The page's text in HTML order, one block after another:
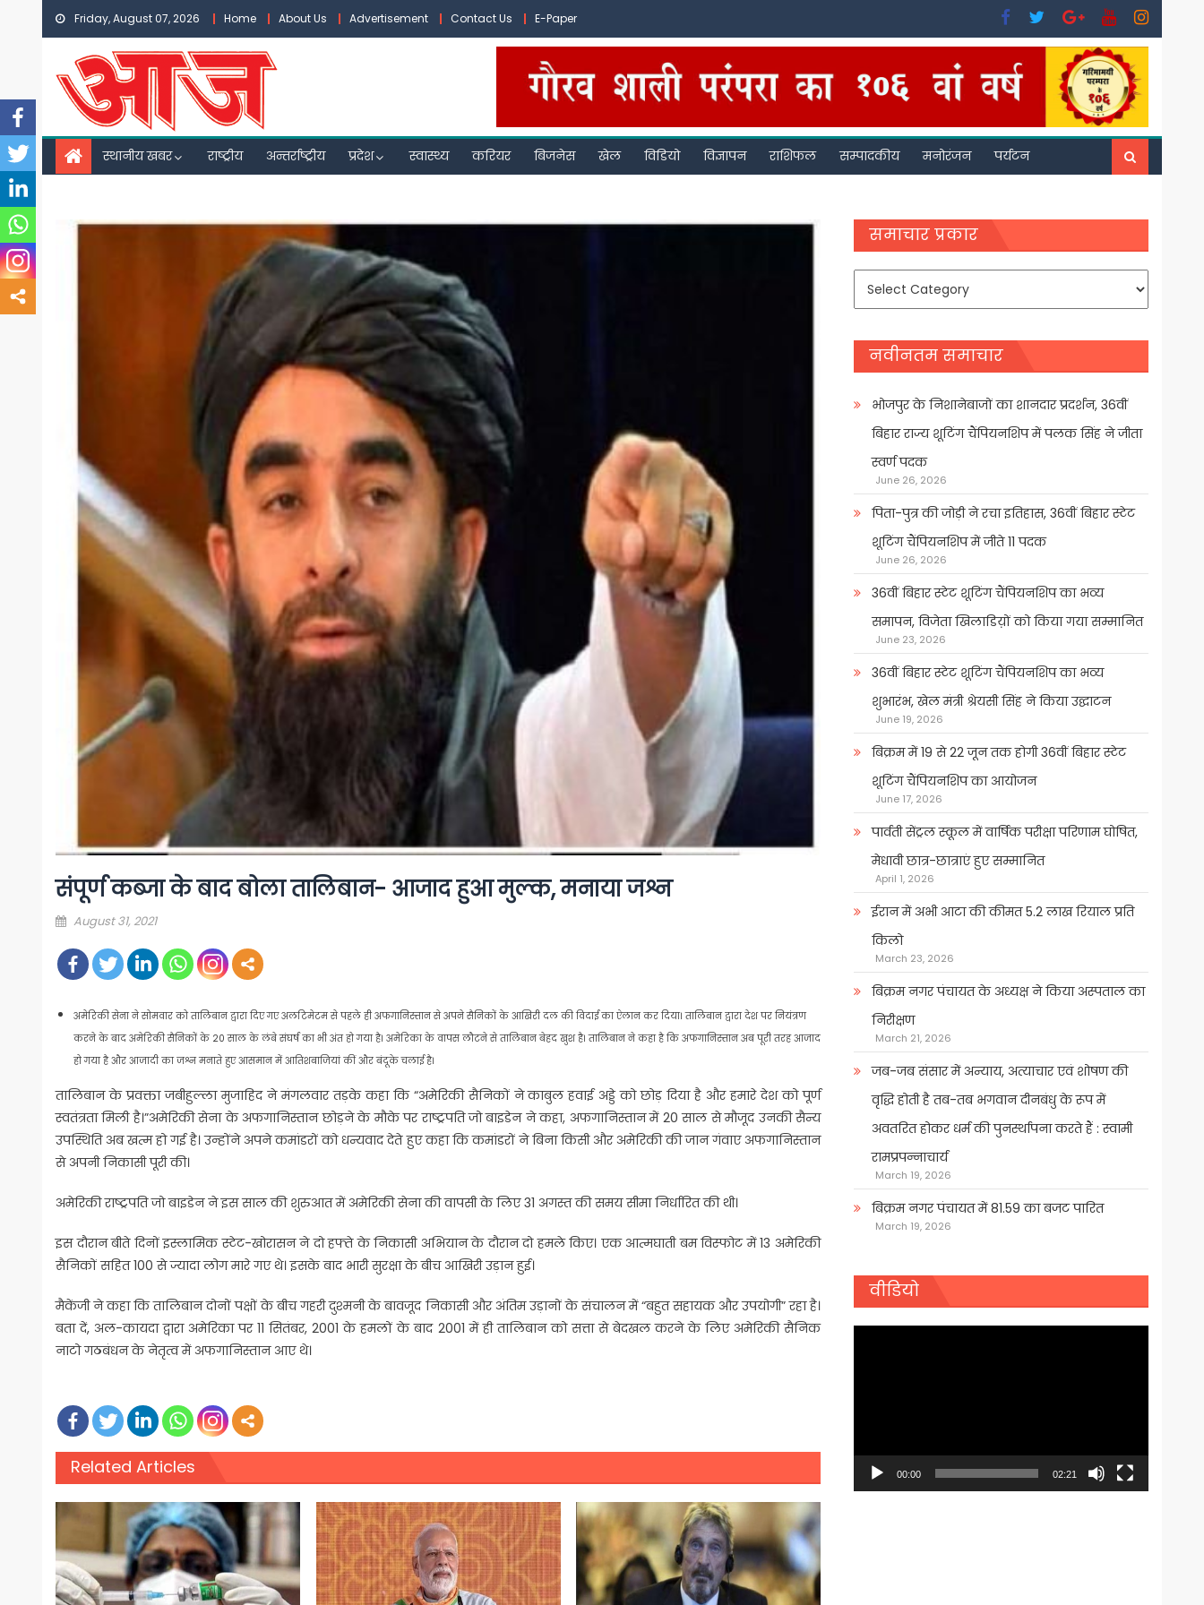
Skip
content
Friday, August 07, 2026 Home About Us Advertisement Contact Us E-Paper
स्थानीय खबर राष्ट्रीय अन्तर्राष्ट्रीय प्रदेश स्वास्थ्य करियर बिजनेस खेल विडियो विज्ञापन राशिफल सम्पादकीय मनोरंजन पर्यटन
संपूर्ण कब्जा के बाद बोला तालिबान- आजाद हुआ मुल्क, मनाया जश्न
Posted
August 31, 2021
अमेरिकी सेना ने सोमवार को तालिबान द्वारा दिए गए अलटिमेटम से पहले ही अफगानिस्तान से अपने सैनिकों के आखिरी दल की विदाई का ऐलान कर दिया। तालिबान द्वारा देश पर नियंत्रण
करने के बाद अमेरिकी सैनिकों के 20 साल के लंबे संघर्ष का भी अंत हो गया है। अमेरिका के वापस लौटने से तालिबान बेहद खुश है। तालिबान ने कहा है कि अफगानिस्तान अब पूरी तरह आजाद
हो गया है और आजादी का जश्न मनाते हुए आसमान में आतिशबाजियां कीं और बंदूके चलाई है।
तालिबान के प्रवक्ता जबीहुल्ला मुजाहिद ने मंगलवार तड़के कहा कि “अमेरिकी सैनिकों ने काबुल हवाई अड्डे को छोड़ दिया है और हमारे देश को पूर्ण
स्वतंत्रता मिली है।”अमेरिकी सेना के अफगानिस्तान छोड़ने के मौके पर राष्ट्रपति जो बाइडेन ने कहा, अफगानिस्तान में 20 साल से मौजूद उनकी सैन्य
उपस्थिति अब खत्म हो गई है। उन्होंने अपने कमांडरों को धन्यवाद देते हुए कहा कि कमांडरों ने बिना किसी और अमेरिकी की जान गंवाए अफगानिस्तान
से अपनी निकासी पूरी की।
अमेरिकी राष्ट्रपति जो बाइडेन ने इस साल की शुरुआत में अमेरिकी सेना की वापसी के लिए 31 अगस्त की समय सीमा निर्धारित की थी।
इस दौरान बीते दिनों इस्लामिक स्टेट-खोरासन ने दो हफ्ते के निकासी अभियान के दौरान दो हमले किए। एक आत्मघाती बम विस्फोट में 13 अमेरिकी
सैनिकों सहित 100 से ज्यादा लोग मारे गए थे। इसके बाद भारी सुरक्षा के बीच आखिरी उड़ान हुई।
मैकेंजी ने कहा कि तालिबान दोनों पक्षों के बीच गहरी दुश्मनी के बावजूद निकासी और अंतिम उड़ानों के संचालन में “बहुत सहायक और उपयोगी” रहा है।
बता दें, अल-कायदा द्वारा अमेरिका पर 11 सितंबर, 2001 के हमलों के बाद 2001 में ही तालिबान को सत्ता से बेदखल करने के लिए अमेरिकी सैनिक
नाटो गठबंधन के नेतृत्व में अफगानिस्तान आए थे।
Related Articles
समाचार प्रकार
समाचार
नवीनतम समाचार
भोजपुर के निशानेबाजों का शानदार प्रदर्शन, 36वीं
बिहार राज्य शूटिंग चैंपियनशिप में पलक सिंह ने जीता
स्वर्ण पदक
June 26, 2026
पिता-पुत्र की जोड़ी ने रचा इतिहास, 36वीं बिहार स्टेट
शूटिंग चैंपियनशिप में जीते 11 पदक
June 26, 2026
36वीं बिहार स्टेट शूटिंग चैंपियनशिप का भव्य
समापन, विजेता खिलाडिय़ों को किया गया सम्मानित
June 23, 2026
36वीं बिहार स्टेट शूटिंग चैंपियनशिप का भव्य
शुभारंभ, खेल मंत्री श्रेयसी सिंह ने किया उद्घाटन
June 19, 2026
बिक्रम में 19 से 22 जून तक होगी 36वीं बिहार स्टेट
शूटिंग चैंपियनशिप का आयोजन
June 17, 2026
पार्वती सेंट्रल स्कूल में वार्षिक परीक्षा परिणाम घोषित,
मेधावी छात्र-छात्राएं हुए सम्मानित
April 1, 2026
ईरान में अभी आटा की कीमत 5.2 लाख रियाल प्रति
किलो
March 23, 2026
बिक्रम नगर पंचायत के अध्यक्ष ने किया अस्पताल का
निरीक्षण
March 21, 2026
जब-जब संसार में अन्याय, अत्याचार एवं शोषण की
वृद्धि होती है तब-तब भगवान दीनबंधु के रूप में
अवतरित होकर धर्म की पुनर्स्थापना करते हैं : स्वामी
रामप्रपन्नाचार्य
March 19, 2026
बिक्रम नगर पंचायत में 81.59 का बजट पारित
March 19, 2026
वीडियो
00:00 02:21